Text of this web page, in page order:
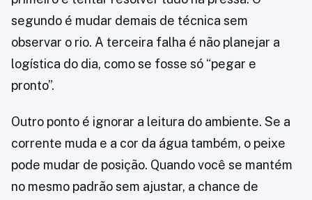
segundo é mudar demais de técnica sem
observar o rio. A terceira falha é não planejar a
logística do dia, como se fosse só “pegar e
pronto”.
Outro ponto é ignorar a leitura do ambiente. Se a
corrente muda e a cor da água também, o peixe
pode mudar de posição. Quando você se mantém
no mesmo padrão sem ajustar, a chance de